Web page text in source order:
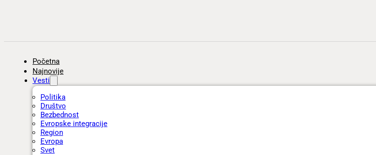
Početna
Najnovije
Vesti
Politika
Društvo
Bezbednost
Evropske integracije
Region
Evropa
Svet